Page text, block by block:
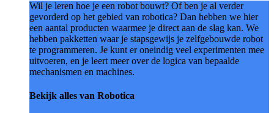
Wil je leren hoe je een robot bouwt? Of ben je al verder
gevorderd op het gebied van robotica? Dan hebben we hier
een aantal producten waarmee je direct aan de slag kan. We
hebben pakketten waar je stapsgewijs je zelfgebouwde robot
te programmeren. Je kunt er oneindig veel experimenten mee
uitvoeren, en je leert meer over de logica van bepaalde
mechanismen en machines.
Bekijk alles van Robotica